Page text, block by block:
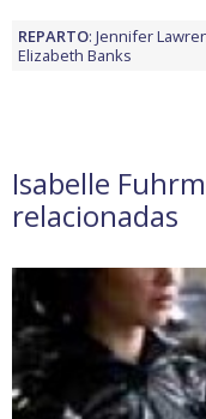
REPARTO: Jennifer
Elizabeth Banks
Isabelle
relacionadas